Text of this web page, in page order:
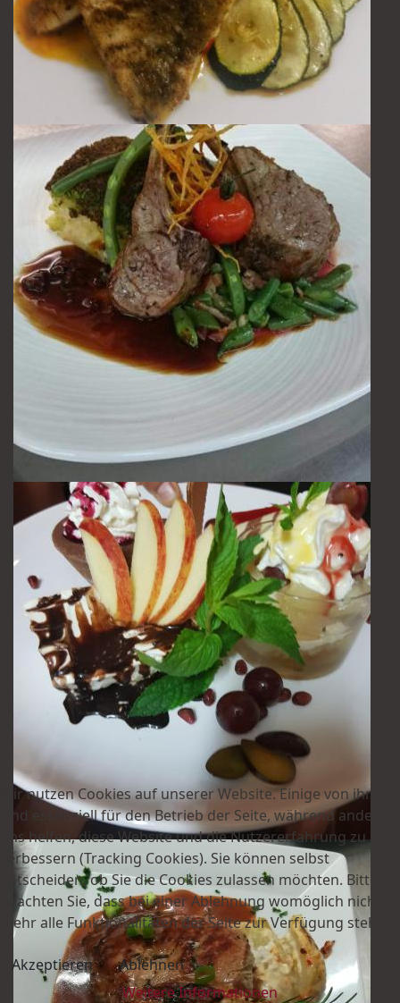
Wir nutzen Cookies auf unserer Website. Einige von ihnen
sind essenziell für den Betrieb der Seite, während andere
uns helfen, diese Website und die Nutzererfahrung zu
verbessern (Tracking Cookies). Sie können selbst
entscheiden, ob Sie die Cookies zulassen möchten. Bitte
beachten Sie, dass bei einer Ablehnung womöglich nicht
mehr alle Funktionalitäten der Seite zur Verfügung stehen.
Akzeptieren
Ablehnen
Weitere Informationen